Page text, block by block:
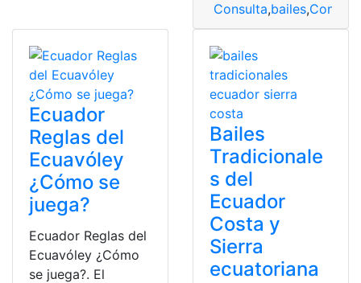
Consulta,bailes,
Ecuador
Reglas del
Ecuavóley
¿Cómo se
juega?
Ecuador Reglas del
Ecuavóley ¿Cómo
se juega?. El
Bailes
Tradicionale
s del
Ecuador
Costa y
Sierra
ecuatoriana